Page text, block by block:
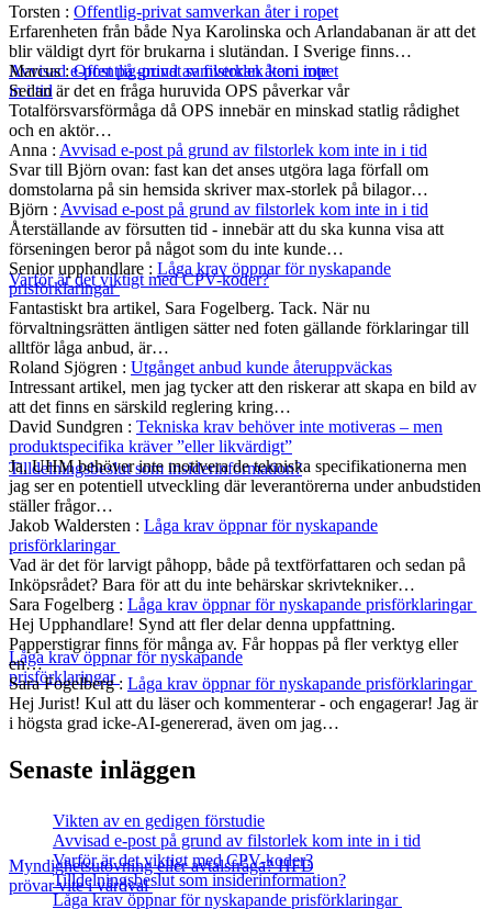
Avvisad e-post på grund av filstorlek kom inte
in i tid
Varför är det viktigt med CPV-koder?
Tilldelningsbeslut som insiderinformation?
Låga krav öppnar för nyskapande
prisförklaringar
Myndighetsutövning eller avtalsfråga? HFD
prövar vite i vårdval
Torsten : Offentlig-privat samverkan åter i ropet
Erfarenheten från både Nya Karolinska och Arlandabanan är att det
blir väldigt dyrt för brukarna i slutändan. I Sverige finns…
Marcus:Offentlig-privat samverkan åter i ropet
Sedan är det en fråga huruvida OPS påverkar vår
Totalförsvarsförmåga då OPS innebär en minskad statlig rådighet
och en aktör…
Anna : Avvisad e-post på grund av filstorlek kom inte in i tid
Svar till Björn ovan: fast kan det anses utgöra laga förfall om
domstolarna på sin hemsida skriver max-storlek på bilagor…
Björn : Avvisad e-post på grund av filstorlek kom inte in i tid
Återställande av försutten tid - innebär att du ska kunna visa att
förseningen beror på något som du inte kunde…
Senior upphandlare : Låga krav öppnar för nyskapande
prisförklaringar
Fantastiskt bra artikel, Sara Fogelberg. Tack. När nu
förvaltningsrätten äntligen sätter ned foten gällande förklaringar till
alltför låga anbud, är…
Roland Sjögren : Utgånget anbud kunde återuppväckas
Intressant artikel, men jag tycker att den riskerar att skapa en bild av
att det finns en särskild reglering kring…
David Sundgren : Tekniska krav behöver inte motiveras – men
produktspecifika kräver ”eller likvärdigt”
Ja, UHM behöver inte motivera de tekniska specifikationerna men
jag ser en potentiell utveckling där leverantörerna under anbudstiden
ställer frågor…
Jakob Waldersten : Låga krav öppnar för nyskapande
prisförklaringar
Vad är det för larvigt påhopp, både på textförfattaren och sedan på
Inköpsrådet? Bara för att du inte behärskar skrivtekniker…
Sara Fogelberg : Låga krav öppnar för nyskapande prisförklaringar
Hej Upphandlare! Synd att fler delar denna uppfattning.
Papperstigrar finns för många av. Får hoppas på fler verktyg eller
en…
Sara Fogelberg: Låga krav öppnar för nyskapande prisförklaringar
Hej Jurist! Kul att du läser och kommenterar - och engagerar! Jag är
i högsta grad icke-AI-genererad, även om jag…
Senaste inläggen
Vikten av en gedigen förstudie
Avvisad e-post på grund av filstorlek kom inte in i tid
Varför är det viktigt med CPV-koder?
Tilldelningsbeslut som insiderinformation?
Låga krav öppnar för nyskapande prisförklaringar